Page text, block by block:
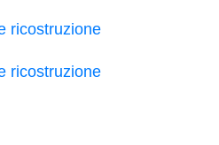
ricostruzione
ricostruzione